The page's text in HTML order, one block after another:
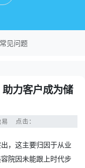
见问题
力客户成为储
易 点击：
，这主要归因于从业
院因未能跟上时代步